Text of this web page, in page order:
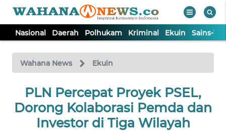
Nasional Daerah Polhukam Kriminal Ekuin Sains-
Wahana News Ekuin
PLN Percepat Proyek PSEL,
Dorong Kolaborasi Pemda dan
Investor di Tiga Wilayah
TV
Tutup
NASIONAL
DAERAH